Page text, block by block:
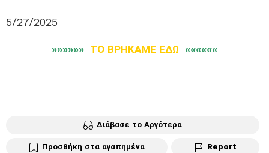
5/27/2025
»»»»»» ΤΟ ΒΡΗΚΑΜΕ ΕΔΩ ««««««
Διάβασε το Αργότερα
Προσθήκη στα αγαπημένα Report